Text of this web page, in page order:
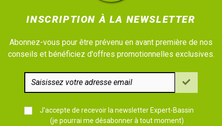
INSCRIPTION À LA NEWSLETTER
Abonnez-vous pour être prévenu en avant première de nos
conseils et bénéficiez d'offres promotionnelles exclusives.
J'accepte de recevoir la newsletter Expert-Bassin
(je pourrai me désabonner à tout moment)